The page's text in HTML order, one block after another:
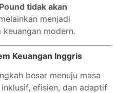
tidak akan
menjadi
modern.
Keuangan Inggris
besar menuju masa
efisien, dan adaptif